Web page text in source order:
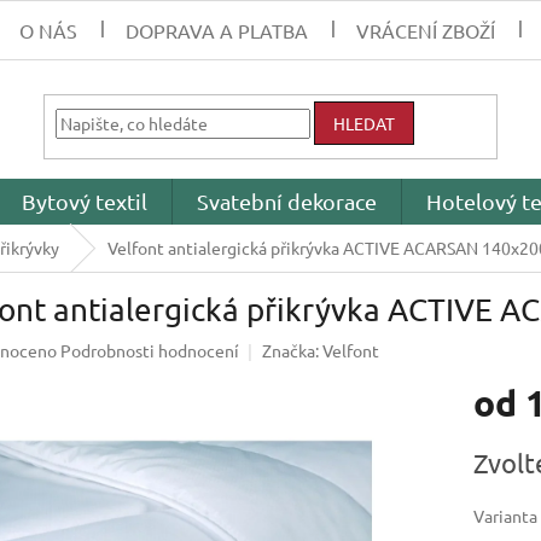
O NÁS DOPRAVA A PLATBA VRÁCENÍ ZBOŽÍ
HLEDAT
Bytový textil Svatební dekorace Hotelový
Velfont antialergická přikrývka ACTIVE ACARSAN
antialergická přikrývka ACTIVE
Podrobnosti hodnocení Značka:Velfont
od
cena:
Varianta